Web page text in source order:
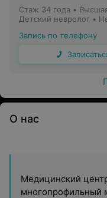
Стаж 34 года •
Детский невролог •
Запись по телефону
О нас
Медицинский
многопрофильный